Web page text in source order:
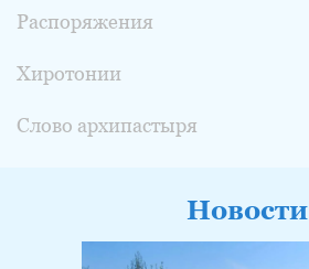
Распоряжения
Хиротонии
Слово архипастыря
Новости